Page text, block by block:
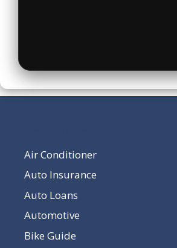
Air Conditioner
Auto Insurance
Auto Loans
Automotive
Bike Guide